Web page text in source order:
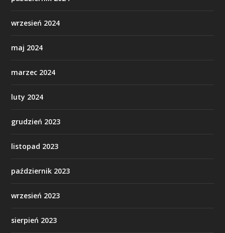
wrzesień 2024
maj 2024
marzec 2024
luty 2024
grudzień 2023
listopad 2023
październik 2023
wrzesień 2023
sierpień 2023